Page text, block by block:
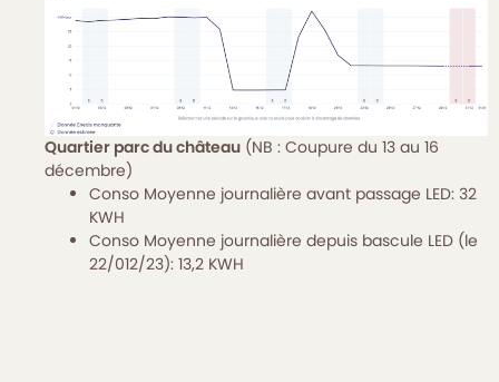
Quartier parc du château (NB : Coupure du 13 au 16
décembre)
Conso Moyenne journalière avant passage LED: 32
KWH
Conso Moyenne journalière depuis bascule LED (le
22/012/23): 13,2 KWH